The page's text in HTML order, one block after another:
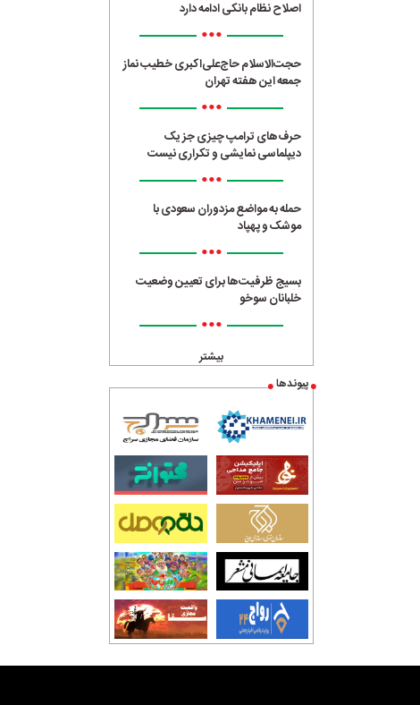
اصلاح نظام بانکی ادامه دارد
•••
حجت‌الاسلام حاج‌علی‌اکبری خطیب نماز
جمعه این هفته تهران
•••
حرف‌های ترامپ چیزی جز یک
دیپلماسی نمایشی و تکراری نیست
•••
حمله به مواضع مزدوران سعودی با
موشک و پهپاد
•••
بسیج ظرفیت‌ها برای تعیین وضعیت
خلبانان سوخو
•••
بیشتر
پیوندها